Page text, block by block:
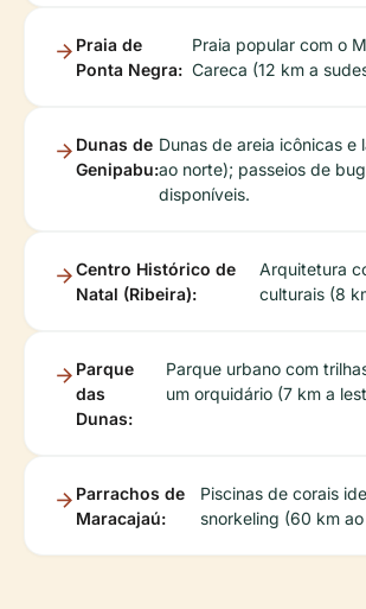
Praia de
Ponta Negra:
Praia popular com o
Careca (12 km a
Dunas de
Genipabu:
Dunas de areia icônicas e
ao norte); passeios de
disponíveis.
Centro Histórico de
Natal (Ribeira):
Arquitetura
culturais (8
Parque
das
Dunas:
Parque urbano com
um orquidário (7 km a
Parrachos de
Maracajaú:
Piscinas de corais
snorkeling (60 km